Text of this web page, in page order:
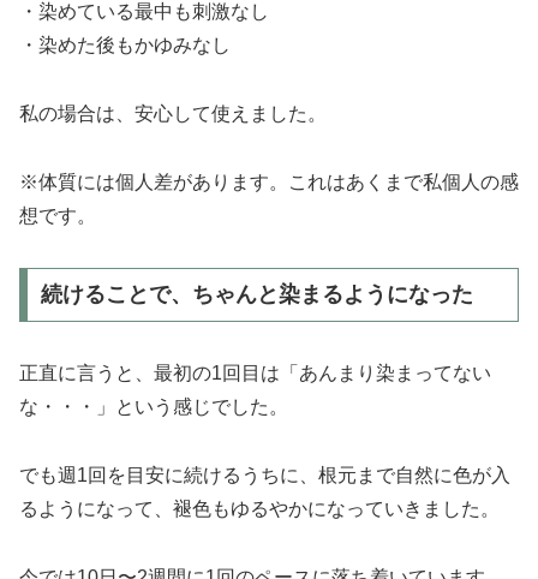
・染めている最中も刺激なし
・染めた後もかゆみなし
私の場合は、安心して使えました。
※体質には個人差があります。これはあくまで私個人の感
想です。
続けることで、ちゃんと染まるようになった
正直に言うと、最初の1回目は「あんまり染まってない
な・・・」という感じでした。
でも週1回を目安に続けるうちに、根元まで自然に色が入
るようになって、褪色もゆるやかになっていきました。